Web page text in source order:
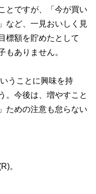
とですが、「今が買い
など、一見おいしく見
標額を貯めたとして
もありません。
うことに興味を持
。今後は、増やすこと
ための注意も怠らない
。